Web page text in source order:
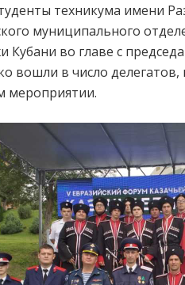
техникума имени
муниципального
Кубани во главе с
вошли в число
мероприятии.